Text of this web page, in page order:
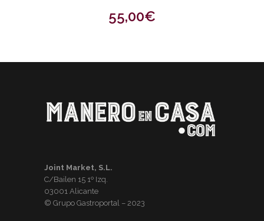
55,00€
Joint Market, S.L.
C/Bailen 15 1º Izq.
03001 Alicante
© Grupo Gastroportal – 2023